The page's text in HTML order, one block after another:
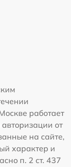
работает
от
на сайте,
характер и
п. 2 ст. 437